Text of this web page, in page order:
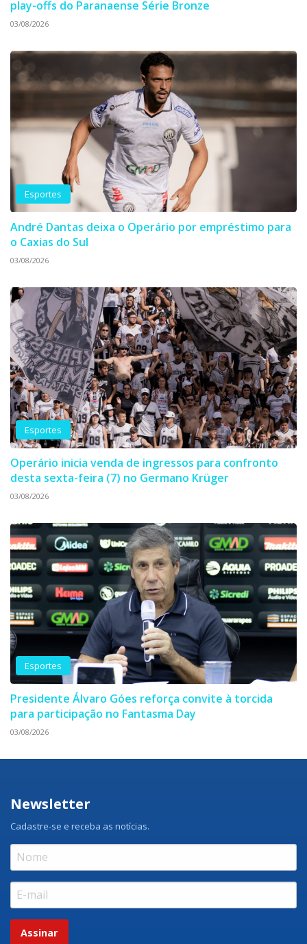
play-offs do Paranaense Série Bronze
03/08/2026
Esportes
André Dantas deixa o Operário por empréstimo para
o Caxias do Sul
03/08/2026
Esportes
Operário inicia venda de ingressos para confronto
desta sexta-feira (7) no Germano Krüger
03/08/2026
Esportes
Presidente Álvaro Góes reforça convite à torcida
para participação no Fantasma Day
03/08/2026
Newsletter
Cadastre-se e receba as notícias.
Assinar